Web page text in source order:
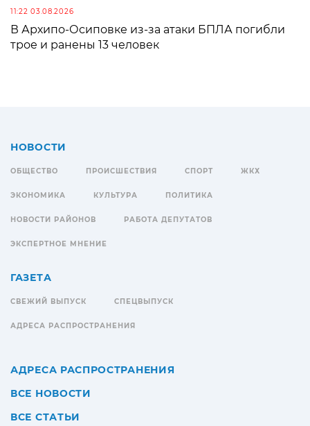
11:22 03.08.2026
В Архипо-Осиповке из-за атаки БПЛА погибли
трое и ранены 13 человек
НОВОСТИ
ОБЩЕСТВО ПРОИСШЕСТВИЯ СПОРТ ЖКХ
ЭКОНОМИКА КУЛЬТУРА ПОЛИТИКА
НОВОСТИ РАЙОНОВ РАБОТА ДЕПУТАТОВ
ЭКСПЕРТНОЕ МНЕНИЕ
ГАЗЕТА
СВЕЖИЙ ВЫПУСК СПЕЦВЫПУСК
АДРЕСА РАСПРОСТРАНЕНИЯ
АДРЕСА РАСПРОСТРАНЕНИЯ
ВСЕ НОВОСТИ
ВСЕ СТАТЬИ